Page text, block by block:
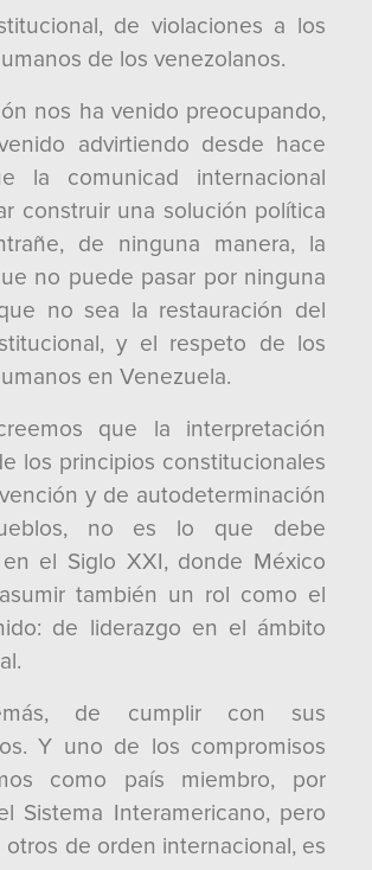
de violaciones a los
de los venezolanos.
nos ha venido preocupando,
advirtiendo desde hace
la comunicad internacional
construir una solución política
de ninguna manera, la
no puede pasar por ninguna
no sea la restauración del
y el respeto de los
en Venezuela.
que la interpretación
los principios constitucionales
y de autodeterminación
no es lo que debe
el Siglo XXI, donde México
también un rol como el
de liderazgo en el ámbito
de cumplir con sus
Y uno de los compromisos
como país miembro, por
Sistema Interamericano, pero
de orden internacional, es